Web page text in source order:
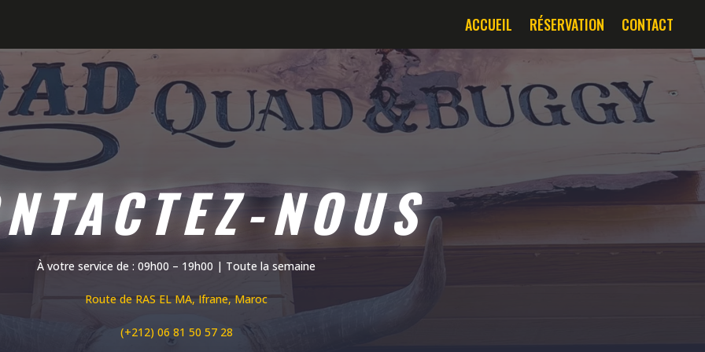
ACCUEIL RÉSERVATION CONTACT
NOUS
À votre service de : 09h00 – 19h00 | Toute la semaine
Route de RAS EL MA, Ifrane, Maroc
(+212) 06 81 50 57 28